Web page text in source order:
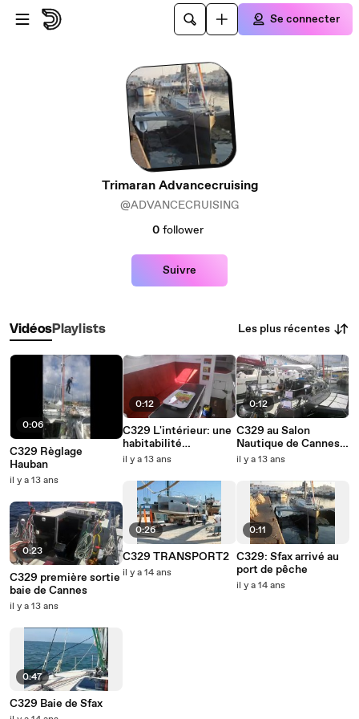
Passer au contenu principal
Se connecter
Trimaran Advancecruising
@ADVANCECRUISING
0 follower
Suivre
VidéosPlaylists Les plus récentes
0:06
C329 Règlage
Hauban
il y a 13 ans
0:23
C329 première sortie
baie de Cannes
il y a 13 ans
0:47
C329 Baie de Sfax
0:12
C329 L'intérieur: une
habitabilité
remarquable!
il y a 13 ans
0:26
C329 TRANSPORT2
il y a 14 ans
0:12
C329 au Salon
Nautique de Cannes
2013
il y a 13 ans
0:11
C329: Sfax arrivé au
port de pêche
il y a 14 ans